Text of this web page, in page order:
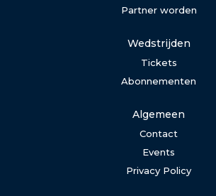
Partner worden
Wedstrijden
Tickets
Abonnementen
Algemeen
Contact
Events
Privacy Policy